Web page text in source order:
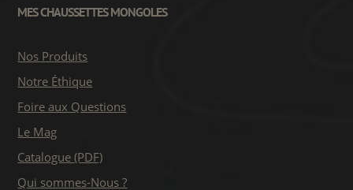
MES CHAUSSETTES MONGOLES
Nos Produits
Notre Éthique
Foire aux Questions
Le Mag
Catalogue (PDF)
Qui sommes-Nous ?